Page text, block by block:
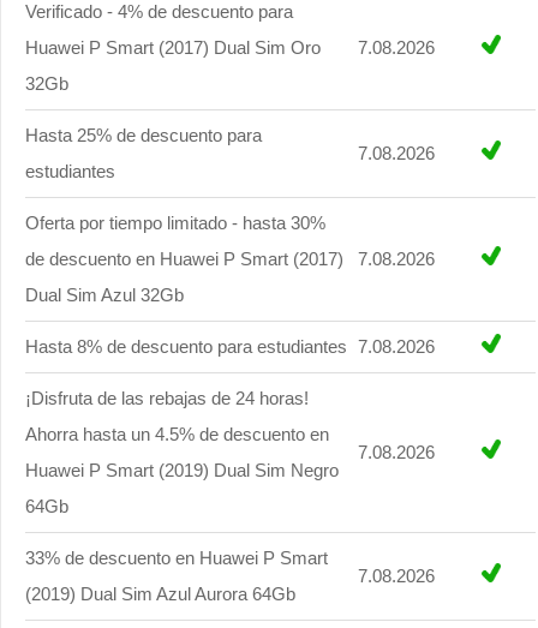
Verificado - 4% de descuento para
Huawei P Smart (2017) Dual Sim Oro
32Gb
7.08.2026
Hasta 25% de descuento para
estudiantes
7.08.2026
Oferta por tiempo limitado - hasta 30%
de descuento en Huawei P Smart (2017)
Dual Sim Azul 32Gb
7.08.2026
Hasta 8% de descuento para estudiantes 7.08.2026
¡Disfruta de las rebajas de 24 horas!
Ahorra hasta un 4.5% de descuento en
Huawei P Smart (2019) Dual Sim Negro
64Gb
7.08.2026
33% de descuento en Huawei P Smart
(2019) Dual Sim Azul Aurora 64Gb
7.08.2026